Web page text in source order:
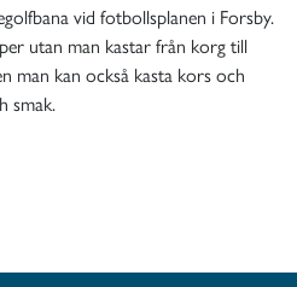
vid fotbollsplanen i Forsby.
utan man kastar från korg till
man kan också kasta kors och
smak.